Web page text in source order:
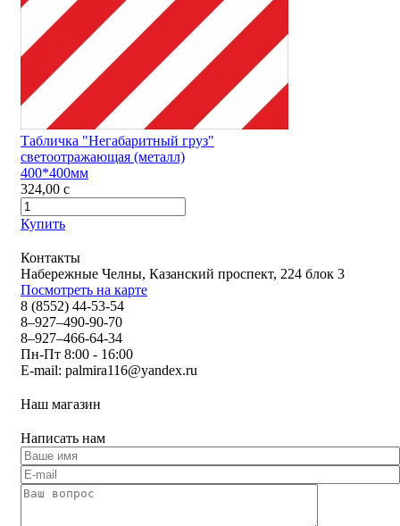
Табличка "Негабаритный груз"
светоотражающая (металл)
400*400мм
324,00 c
Купить
Контакты
Набережные Челны, Казанский проспект, 224 блок 3
Посмотреть на карте
8 (8552) 44-53-54
8–927–490-90-70
8–927–466-64-34
Пн-Пт 8:00 - 16:00
E-mail: palmira116@yandex.ru
Наш магазин
Написать нам